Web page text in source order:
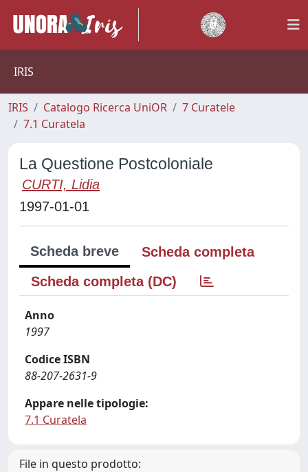
IRIS
IRIS Catalogo Ricerca UniOR
7 Curatele
7.1 Curatela
La Questione Postcoloniale
CURTI, Lidia
1997-01-01
Scheda breve
Scheda completa
Scheda completa (DC)
Anno
1997
Codice ISBN
88-207-2631-9
Appare nelle tipologie:
7.1 Curatela
File in questo prodotto: